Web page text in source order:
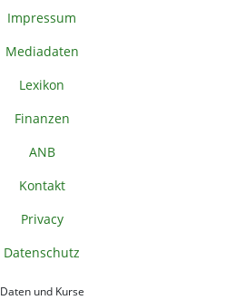
Impressum
Mediadaten
Lexikon
Finanzen
ANB
Kontakt
Privacy
Datenschutz
Daten und Kurse